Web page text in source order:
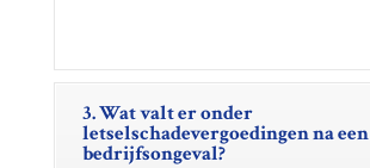
3. Wat valt er onder
letselschadevergoedingen na een
bedrijfsongeval?